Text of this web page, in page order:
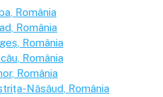
, România
, România
, România
, România
, România
Năsăud , România